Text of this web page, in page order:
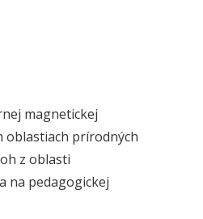
magnetickej
oblastiach prírodných
z oblasti
na pedagogickej